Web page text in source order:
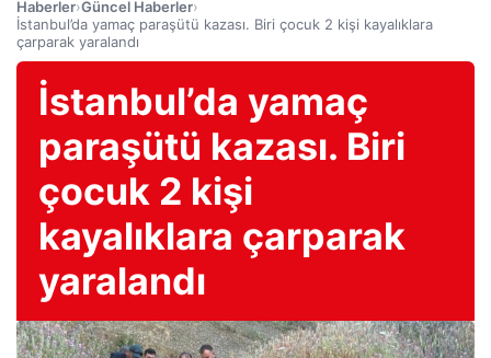
Haberler›Güncel Haberler›
İstanbul’da yamaç paraşütü kazası. Biri çocuk 2 kişi kayalıklara
çarparak yaralandı
İstanbul’da yamaç
paraşütü kazası. Biri
çocuk 2 kişi
kayalıklara çarparak
yaralandı